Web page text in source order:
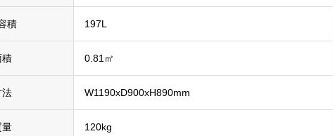
積 197L
積 0.81㎡
法 W1190xD900xH890mm
量 120kg